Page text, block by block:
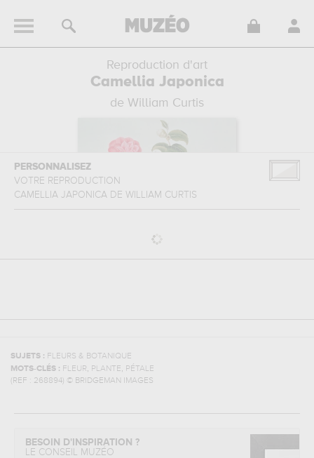
Reproduction d'art
Camellia Japonica
de William Curtis
PERSONNALISEZ
VOTRE REPRODUCTION
CAMELLIA JAPONICA DE WILLIAM CURTIS
SUJETS : FLEURS & BOTANIQUE
MOTS-CLÉS : FLEUR, PLANTE, PÉTALE
(REF : 268894) © BRIDGEMAN IMAGES
BESOIN D'INSPIRATION ?
LE CONSEIL MUZÉO